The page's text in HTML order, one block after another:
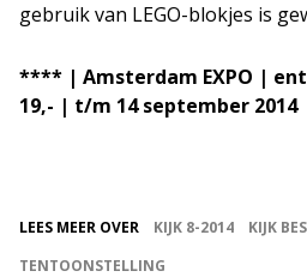
gebruik van LEGO-blokjes is
**** | Amsterdam EXPO |
19,- | t/m 14 september 2014
LEES MEER OVER KIJK 8-2014 KIJK
TENTOONSTELLING